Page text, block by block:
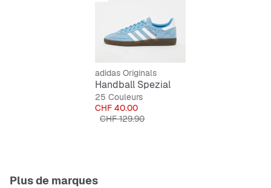
adidas Originals
Handball Spezial
25 Couleurs
Prix
CHF 40.00
Prix original
CHF 129.90
Plus de marques